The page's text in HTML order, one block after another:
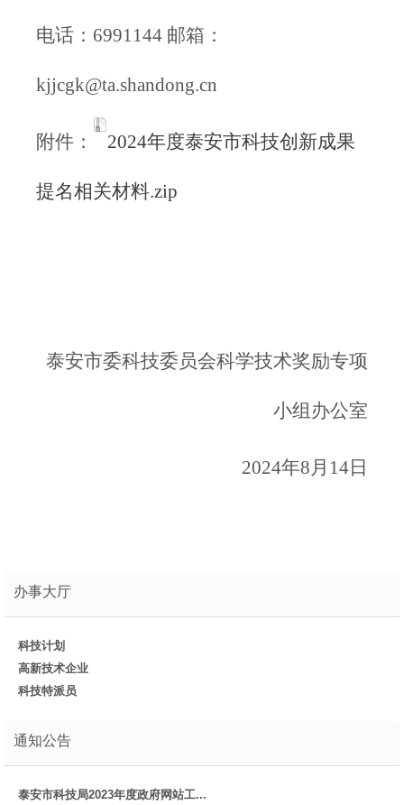
电话：6991144 邮箱：
kjjcgk@ta.shandong.cn
附件： 2024年度泰安市科技创新成果
提名相关材料.zip
泰安市委科技委员会科学技术奖励专项
小组办公室
2024年8月14日
办事大厅
科技计划
高新技术企业
科技特派员
通知公告
泰安市科技局2023年度政府网站工...